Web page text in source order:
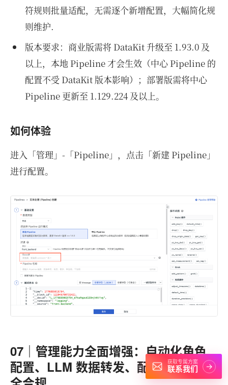
符规则批量适配，无需逐个新增配置，大幅简化规
则维护.
版本要求：商业版需将 DataKit 升级至 1.93.0 及
以上，本地 Pipeline 才会生效（中心 Pipeline 的
配置不受 DataKit 版本影响）；部署版需将中心
Pipeline 更新至 1.129.224 及以上。
如何体验
进入「管理」-「Pipeline」，点击「新建 Pipeline」
进行配置。
07｜管理能力全面增强：自动化角色
配置、LLM 数据转发、配置迁移与安
获取专属方案
联系我们 →